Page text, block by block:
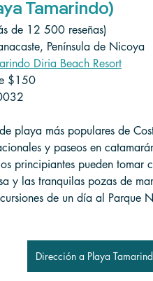
Tamarindo)
de 12 500 reseñas)
Península de Nicoya
Diria Beach Resort
$150
playa más populares de
y paseos en
principiantes pueden tomar
y las tranquilas pozas de
de un día al Parque
Dirección a Playa